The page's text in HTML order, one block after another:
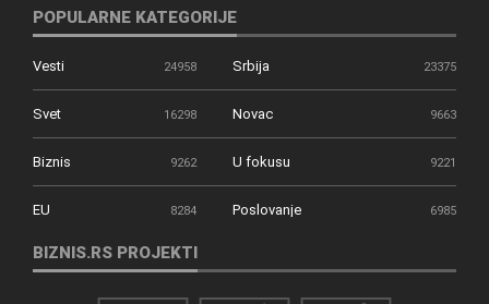
POPULARNE KATEGORIJE
Vesti 24958 Srbija 23375
Svet 16298 Novac 9663
Biznis 9262 U fokusu 9221
EU 8284 Poslovanje 6985
BIZNIS.RS PROJEKTI